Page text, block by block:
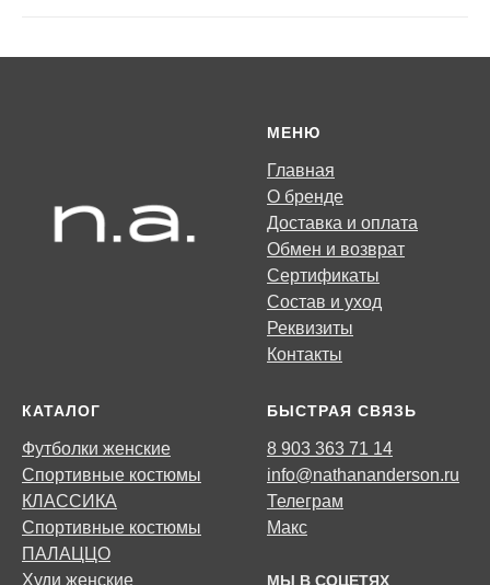
МЕНЮ
Главная
О бренде
Доставка и оплата
Обмен и возврат
Сертификаты
Состав и уход
Реквизиты
Контакты
КАТАЛОГ
Футболки женские
Спортивные костюмы
КЛАССИКА
Спортивные костюмы
ПАЛАЦЦО
Худи женские
БЫСТРАЯ СВЯЗЬ
8 903 363 71 14
info@nathananderson.ru
Телеграм
Макс
МЫ В СОЦЕТЯХ